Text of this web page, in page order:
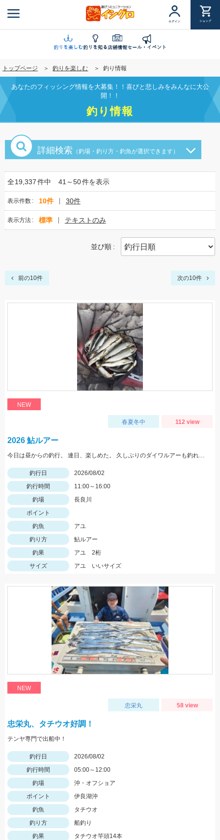
ン
に
移
動
ログイン ショップ
釣りを楽しむ釣りを知る店舗情報セール・イベント
トップページ 釣りを楽しむ 釣り情報
あなたのフィッシング情報を大募集！！喜びと悲しみをみんなに大公
開！！
釣り情報
詳細検索 （釣場・釣り方・釣魚が選択できます）
全19,337件中 41～50件を表示
表示件数 10件 30件
表示方法 標準 テキストのみ
並び順
前の10件 次の10件
NEW
春夏冬中 112 view
2026 鮎ルアー
今日は昼からの釣行。 連日、楽しめた。 久しぶりのダイワルアーも釣れてくれました。
釣行日
2026/08/02
釣行時間
11:00～16:00
釣場
長良川
ポイント
釣魚
アユ
釣り方
鮎ルアー
釣果
アユ 2桁
サイズ
アユ いいサイズ
NEW
忠栄丸 58 view
忠栄丸、タチウオ好調！
テンヤ専門で出船中！
釣行日
2026/08/02
釣行時間
05:00～12:00
釣場
沖・オフショア
ポイント
伊良湖沖
釣魚
タチウオ
釣り方
船釣り
釣果
タチウオ竿頭14本